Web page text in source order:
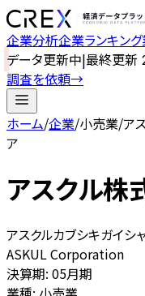
企業分析企業ランキング
データ更新中|最終更新
調査を依頼→
ホーム/企業/小売業/ア
ア
アスクル株
アスクルカブシキガイシ
ASKUL Corporation
決算期: 05月期